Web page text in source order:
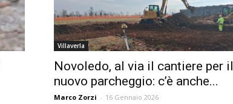
Villaverla
Novoledo, al via il cantiere per il
nuovo parcheggio: c’è anche...
Marco Zorzi - 16 Gennaio 2026